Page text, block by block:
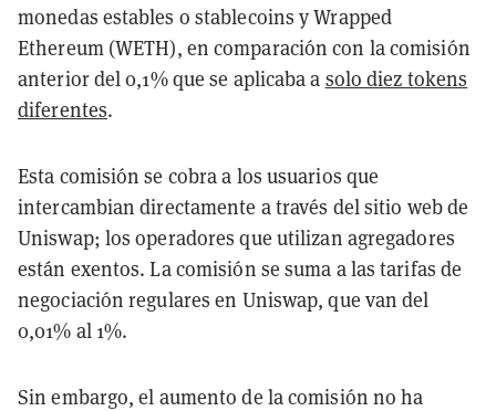
monedas estables o stablecoins y Wrapped
Ethereum (WETH), en comparación con la comisión
anterior del 0,1% que se aplicaba a solo diez tokens
diferentes.
Esta comisión se cobra a los usuarios que
intercambian directamente a través del sitio web de
Uniswap; los operadores que utilizan agregadores
están exentos. La comisión se suma a las tarifas de
negociación regulares en Uniswap, que van del
0,01% al 1%.
Sin embargo, el aumento de la comisión no ha